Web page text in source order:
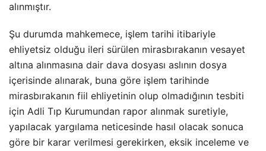
alınmıştır.
Şu durumda mahkemece, işlem tarihi itibariyle
ehliyetsiz olduğu ileri sürülen mirasbırakanın vesayet
altına alınmasına dair dava dosyası aslının dosya
içerisinde alınarak, buna göre işlem tarihinde
mirasbırakanın fiil ehliyetinin olup olmadığının tesbiti
için Adli Tıp Kurumundan rapor alınmak suretiyle,
yapılacak yargılama neticesinde hasıl olacak sonuca
göre bir karar verilmesi gerekirken, eksik inceleme ve